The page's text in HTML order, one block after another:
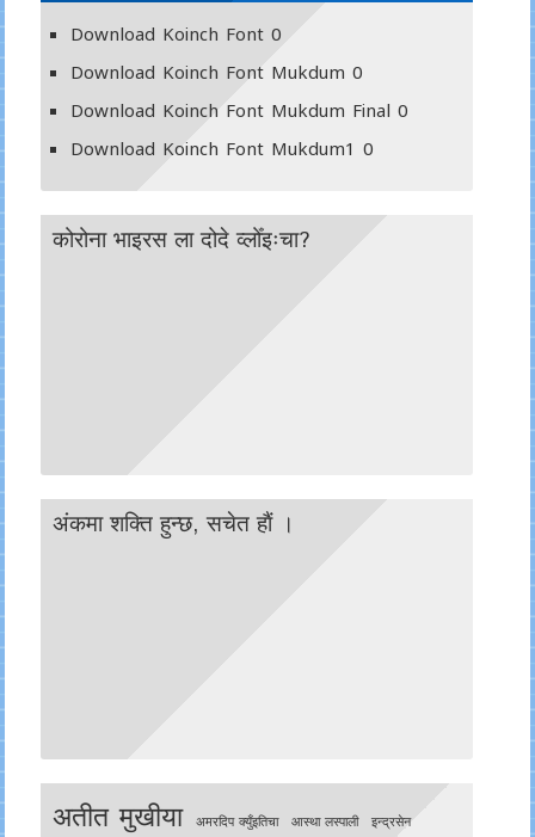
Download Koinch Font0
Download Koinch Font Mukdum 0
Download Koinch Font Mukdum Final 0
Download Koinch Font Mukdum1 0
कोरोना भाइरस ला दोदे व्लोँइःचा?
अंकमा शक्ति हुन्छ, सचेत हाैं ।
अतीत मुखीया अमरदिप क्युँइतिचा आस्था लस्पाली इन्द्रसेन